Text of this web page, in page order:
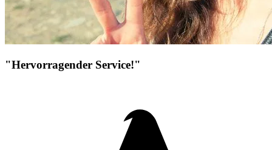
"Hervorragender Service!"